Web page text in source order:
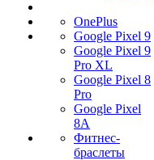
OnePlus
Google Pixel 9
Google Pixel 9
Pro XL
Google Pixel 8
Pro
Google Pixel
8A
Фитнес-
браслеты